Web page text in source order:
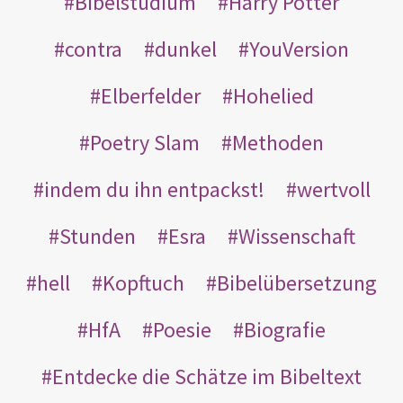
contra
dunkel
YouVersion
Elberfelder
Hohelied
Poetry Slam
Methoden
indem du ihn entpackst!
wertvoll
Stunden
Esra
Wissenschaft
hell
Kopftuch
Bibelübersetzung
HfA
Poesie
Biografie
Entdecke die Schätze im Bibeltext